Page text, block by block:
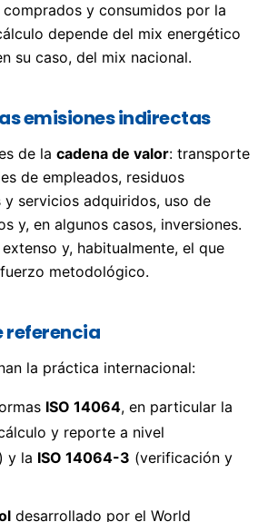
comprados y consumidos por la
depende del mix energético
su caso, del mix nacional.
emisiones indirectas
de la cadena de valor: transporte
de empleados, residuos
y servicios adquiridos, uso de
y, en algunos casos, inversiones.
y, habitualmente, el que
metodológico.
referencia
la práctica internacional:
ISO 14064, en particular la
y reporte a nivel
y la ISO 14064-3 (verificación y
desarrollado por el World